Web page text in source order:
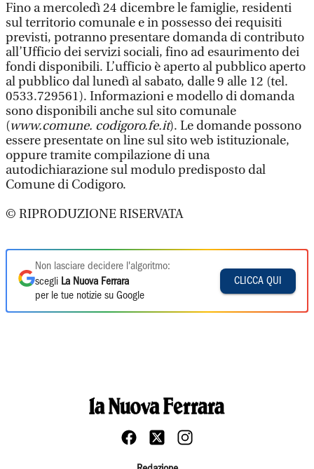
Fino a mercoledì 24 dicembre le famiglie, residenti
sul territorio comunale e in possesso dei requisiti
previsti, potranno presentare domanda di contributo
all’Ufficio dei servizi sociali, fino ad esaurimento dei
fondi disponibili. L’ufficio è aperto al pubblico aperto
al pubblico dal lunedì al sabato, dalle 9 alle 12 (tel.
0533.729561). Informazioni e modello di domanda
sono disponibili anche sul sito comunale
(www.comune. codigoro.fe.it). Le domande possono
essere presentate on line sul sito web istituzionale,
oppure tramite compilazione di una
autodichiarazione sul modulo predisposto dal
Comune di Codigoro.
© RIPRODUZIONE RISERVATA
Non lasciare decidere l'algoritmo:
scegli La Nuova Ferrara
per le tue notizie su Google
CLICCA QUI